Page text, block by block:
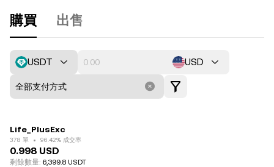
購買 出售
USDT USD
全部支付方式
Life_PlusExc
378 單 96.42% 成交率
0.998 USD
剩餘數量: 6,399.8 USDT